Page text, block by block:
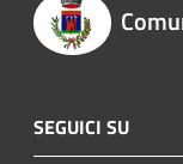
SEGUICI SU